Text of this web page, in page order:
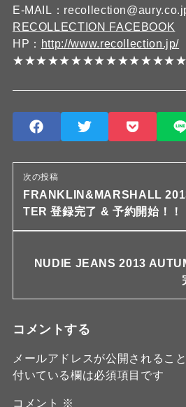
E-MAIL：
RECOLLECTION FACEBOOK
HP： http://www.recollection.jp/
次の投稿
FRANKLIN&MARSHALL
TER 登録完了 & 予約開始！！
NUDIE JEANS 2013
コメントする
メールアドレスが公開されるこ
付いている欄は必須項目です
コメント ※